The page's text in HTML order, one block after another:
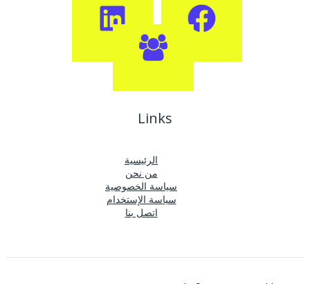
Links
الرئيسية
من نحن
سياسة الخصوصية
سياسة الإستخدام
اتصل بنا